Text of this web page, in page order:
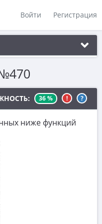
Войти Регистрация
36 % ! ?
ниже функций